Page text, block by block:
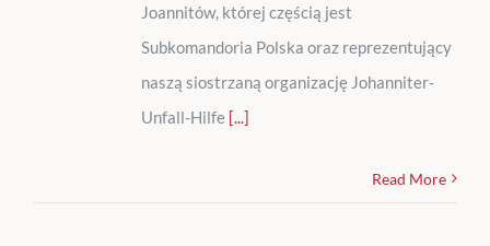
Joannitów, której częścią jest
Subkomandoria Polska oraz reprezentujący
naszą siostrzaną organizację Johanniter-
Unfall-Hilfe [...]
Read More